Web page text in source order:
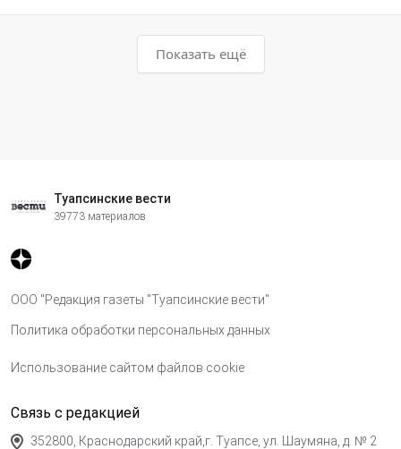
Показать ещё
Туапсинские вести
39773 материалов
ООО "Редакция газеты "Туапсинские вести"
Политика обработки персональных данных
Использование сайтом файлов cookie
Связь с редакцией
352800, Краснодарский край,г. Туапсе, ул. Шаумяна, д. № 2